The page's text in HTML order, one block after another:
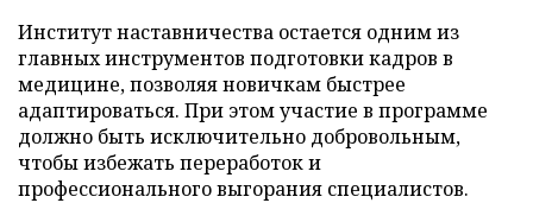
Институт наставничества остается одним из
главных инструментов подготовки кадров в
медицине, позволяя новичкам быстрее
адаптироваться. При этом участие в программе
должно быть исключительно добровольным,
чтобы избежать переработок и
профессионального выгорания специалистов.